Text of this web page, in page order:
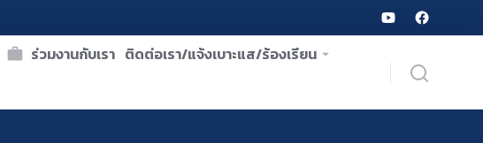
ร่วมงานกับเรา ติดต่อเรา/แจ้งเบาะแส/ร้องเรียน